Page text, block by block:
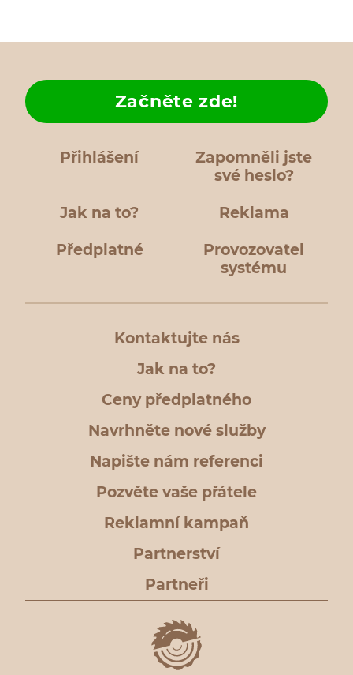
Přihlášení
Zapomněli jste
své heslo?
Jak na to?
Začněte zde!
Reklama
Předplatné
Provozovatel
systému
Kontaktujte nás
Jak na to?
Ceny předplatného
Navrhněte nové služby
Napište nám referenci
Pozvěte vaše přátele
Reklamní kampaň
Partnerství
Partneři